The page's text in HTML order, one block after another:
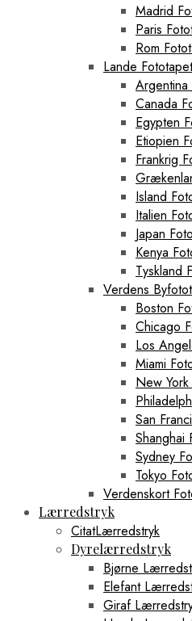
Madrid
Paris
Rom
Lande
Canada
Egypten
Etiopien
Frankrig
Island
Italien
Japan
Kenya
Tyskland
Verdens
Boston
Chicago
Los
Miami
New
San
Shanghai
Sydney
Tokyo
Verdenskort
Lærredstryk
CitatLærredstryk
Dyrelærredstryk
Bjørne
Elefant
Giraf